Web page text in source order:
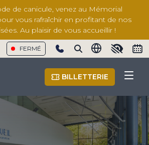
de canicule, venez au Mémorial
vous rafraîchir en profitant de nos
Au plaisir de vous accueillir !
FERMÉ
Show phone number
BILLETTERIE